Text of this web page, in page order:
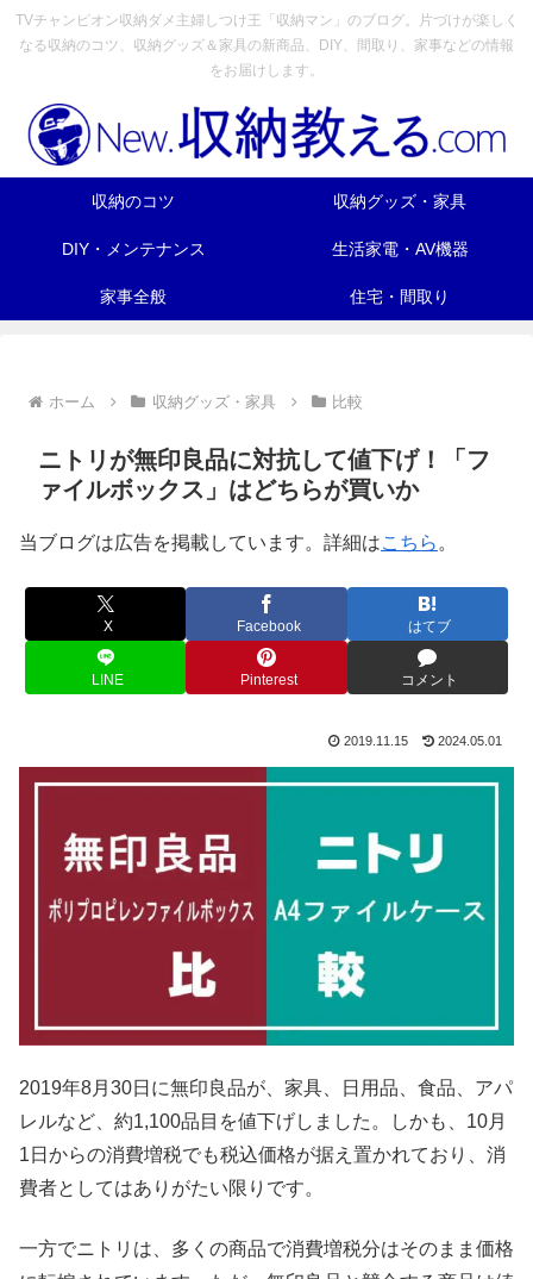
TVチャンピオン収納ダメ主婦しつけ王「収納マン」のブログ。片づけが楽しく
なる収納のコツ、収納グッズ＆家具の新商品、DIY、間取り、家事などの情報
をお届けします。
収納のコツ 収納グッズ・家具
DIY・メンテナンス 生活家電・AV機器
家事全般 住宅・間取り
ホーム 収納グッズ・家具 比較
ニトリが無印良品に対抗して値下げ！「フ
ァイルボックス」はどちらが買いか
当ブログは広告を掲載しています。詳細はこちら 。
X Facebook はてブ
LINE Pinterest コメント
2019.11.15 2024.05.01
2019年8月30日に無印良品が、家具、日用品、食品、アパ
レルなど、約1,100品目を値下げしました。しかも、10月
1日からの消費増税でも税込価格が据え置かれており、消
費者としてはありがたい限りです。
一方でニトリは、多くの商品で消費増税分はそのまま価格